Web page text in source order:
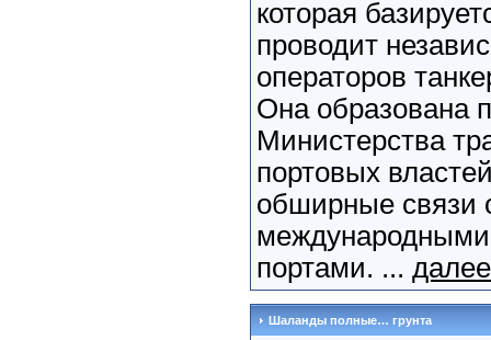
которая
проводит
операторов
Она образована
Министерства
портовых
обширные связи
портами. ...
Шаланды полные… грунта